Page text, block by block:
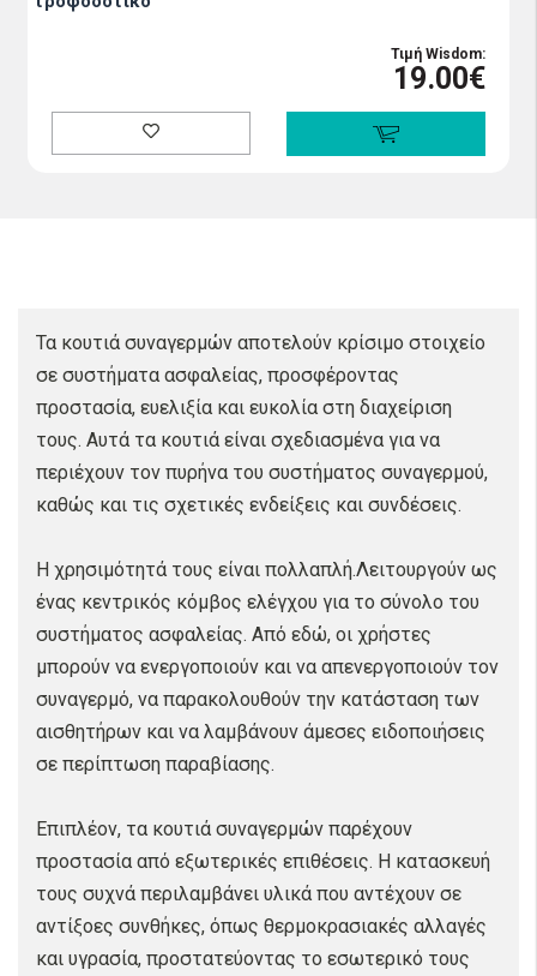
Τιμή Wisdom:
19.00€
Τα κουτιά συναγερμών αποτελούν κρίσιμο στοιχείο
σε συστήματα ασφαλείας, προσφέροντας
προστασία, ευελιξία και ευκολία στη διαχείριση
τους. Αυτά τα κουτιά είναι σχεδιασμένα για να
περιέχουν τον πυρήνα του συστήματος συναγερμού,
καθώς και τις σχετικές ενδείξεις και συνδέσεις.
Η χρησιμότητά τους είναι πολλαπλή.Λειτουργούν ως
ένας κεντρικός κόμβος ελέγχου για το σύνολο του
συστήματος ασφαλείας. Από εδώ, οι χρήστες
μπορούν να ενεργοποιούν και να απενεργοποιούν τον
συναγερμό, να παρακολουθούν την κατάσταση των
αισθητήρων και να λαμβάνουν άμεσες ειδοποιήσεις
σε περίπτωση παραβίασης.
Επιπλέον, τα κουτιά συναγερμών παρέχουν
προστασία από εξωτερικές επιθέσεις. Η κατασκευή
τους συχνά περιλαμβάνει υλικά που αντέχουν σε
αντίξοες συνθήκες, όπως θερμοκρασιακές αλλαγές
και υγρασία, προστατεύοντας το εσωτερικό τους